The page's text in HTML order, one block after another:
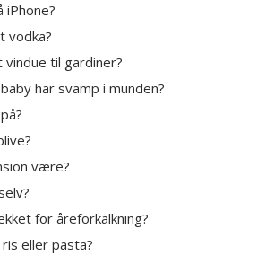
iPhone?
vodka?
til gardiner?
har svamp i munden?
være?
for åreforkalkning?
eller pasta?